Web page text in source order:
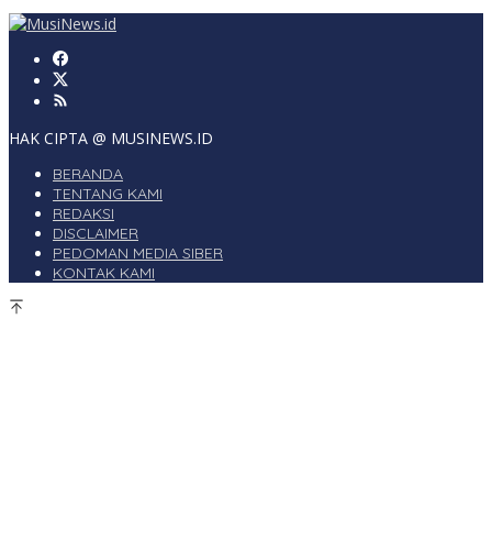
HAK CIPTA @ MUSINEWS.ID
BERANDA
TENTANG KAMI
REDAKSI
DISCLAIMER
PEDOMAN MEDIA SIBER
KONTAK KAMI